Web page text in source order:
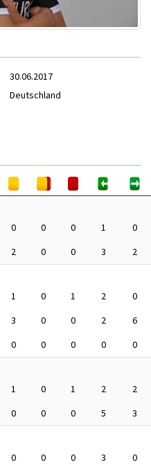
30.06.2017
Deutschland
0 0 0 1
0
2 0 0 3
2
1 0 1 2
0
3 0 0 2
6
0 0 0 0
0
1 0 1 2
2
0 0 0 5
3
0 0 0 3
0